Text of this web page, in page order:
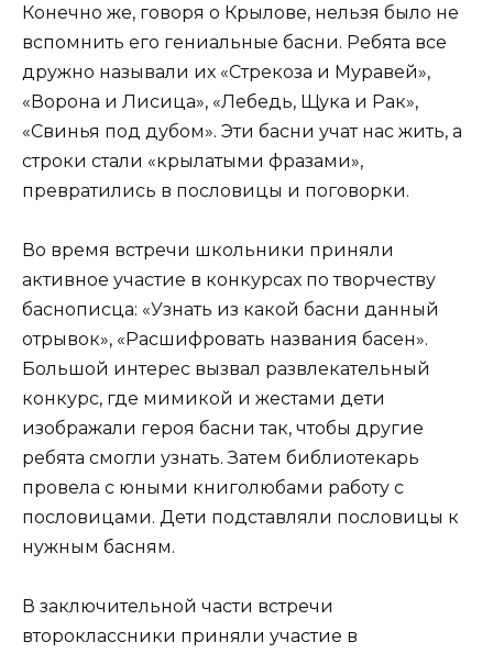
Конечно же, говоря о Крылове, нельзя было не
вспомнить его гениальные басни. Ребята все
дружно называли их «Стрекоза и Муравей»,
«Ворона и Лисица», «Лебедь, Щука и Рак»,
«Свинья под дубом». Эти басни учат нас жить, а
строки стали «крылатыми фразами»,
превратились в пословицы и поговорки.
Во время встречи школьники приняли
активное участие в конкурсах по творчеству
баснописца: «Узнать из какой басни данный
отрывок», «Расшифровать названия басен».
Большой интерес вызвал развлекательный
конкурс, где мимикой и жестами дети
изображали героя басни так, чтобы другие
ребята смогли узнать. Затем библиотекарь
провела с юными книголюбами работу с
пословицами. Дети подставляли пословицы к
нужным басням.
В заключительной части встречи
второклассники приняли участие в